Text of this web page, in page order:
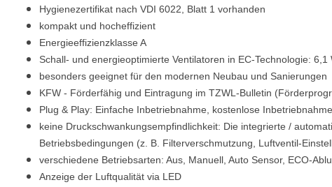
Hygienezertifikat nach VDI 6022, Blatt 1 vorhanden
kompakt und hocheffizient
Energieeffizienzklasse A
Schall- und energieoptimierte Ventilatoren in EC-Technologie:
besonders geeignet für den modernen Neubau und Sanierungen
KFW - Förderfähig und Eintragung im TZWL-Bulletin
Plug & Play: Einfache Inbetriebnahme, kostenlose
keine Druckschwankungsempfindlichkeit: Die integrierte /
Betriebsbedingungen (z. B. Filterverschmutzung, Luftventil-
verschiedene Betriebsarten: Aus, Manuell, Auto Sensor, ECO-
Anzeige der Luftqualität via LED